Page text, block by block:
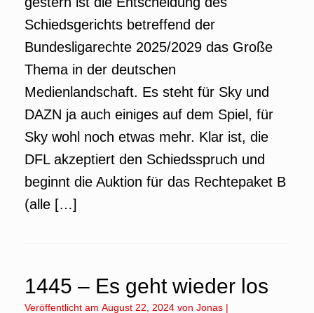
Schiedsgerichts betreffend der
Bundesligarechte 2025/2029 das Große
Thema in der deutschen
Medienlandschaft. Es steht für Sky und
DAZN ja auch einiges auf dem Spiel, für
Sky wohl noch etwas mehr. Klar ist, die
DFL akzeptiert den Schiedsspruch und
beginnt die Auktion für das Rechtepaket B
(alle […]
1445 – Es geht wieder los
Veröffentlicht am August 22, 2024 von Jonas |